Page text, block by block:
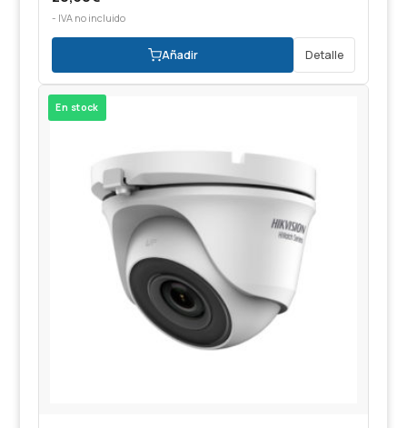
- IVA no incluido
Añadir Detalle
En stock